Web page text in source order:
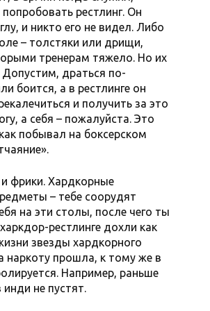
рестлинг. Он
и никто его не видел. Либо
– толстяки или дрищи,
тренерам тяжело. Но их
Допустим, драться по-
боится, а в рестлинге он
и получить за это
а себя – пожалуйста. Это
побывал на боксерском
фрики. Хардкорные
– тебе соорудят
на эти столы, после чего ты
рестлинге дохли как
звезды хардкорного
наркоту прошла, к тому же в
Например, раньше
не пустят.